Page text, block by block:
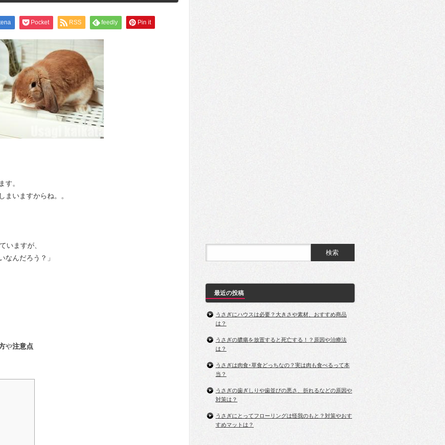
Pocket RSS feedly Pin it
す。
まいますからね。。
いますが、
なんだろう？」
や注意点
最近の投稿
うさぎにハウスは必要？大きさや素材、おすすめ商品
は？
うさぎの膿瘍を放置すると死亡する！？原因や治療法
は？
うさぎは肉食･草食どっちなの？実は肉も食べるって本
当？
うさぎの歯ぎしりや歯並びの悪さ、折れるなどの原因や
対策は？
うさぎにとってフローリングは怪我のもと？対策やおす
すめマットは？